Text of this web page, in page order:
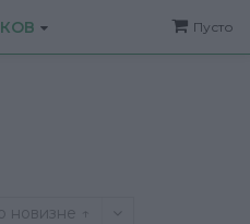
Пусто
новизне ↑